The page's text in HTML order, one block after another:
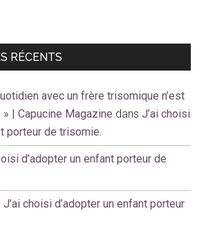
RÉCENTS
avec un frère trisomique n’est
| Capucine Magazine dansJ’ai choisi
porteur de trisomie.
d’adopter un enfant porteur de
J’ai choisi d’adopter un enfant porteur